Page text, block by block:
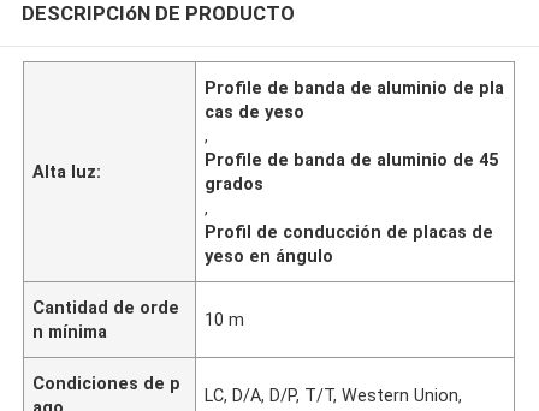
DESCRIPCIóN DE PRODUCTO
Alta luz:
Profile de banda de aluminio de pla
cas de yeso
,
Profile de banda de aluminio de 45
grados
,
Profil de conducción de placas de
yeso en ángulo
Cantidad de orde
n mínima
10 m
Condiciones de p
ago
LC, D/A, D/P, T/T, Western Union,